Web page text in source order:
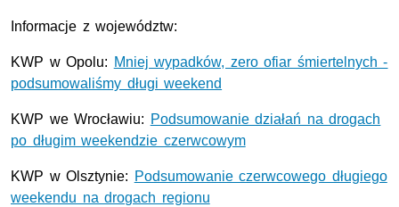
Informacje z województw:
KWP w Opolu: Mniej wypadków, zero ofiar śmiertelnych -
podsumowaliśmy długi weekend
KWP we Wrocławiu: Podsumowanie działań na drogach
po długim weekendzie czerwcowym
KWP w Olsztynie: Podsumowanie czerwcowego długiego
weekendu na drogach regionu